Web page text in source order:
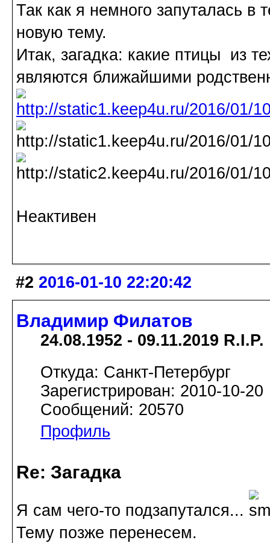
Так как я немного запуталась
новую тему.
Итак, загадка: какие птицы из
являются ближайшими
Неактивен
#2 2016-01-10 22:20:42
Владимир Филатов
24.08.1952 - 09.11.2019 R.I.P.
Откуда: Санкт-Петербург
Зарегистрирован: 2010-10-20
Сообщений: 20570
Профиль
Re: Загадка
Я сам чего-то подзапутался...
Тему позже перенесем.